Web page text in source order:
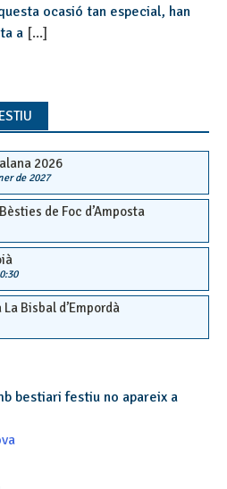
ocasió tan especial, han
a [...]
2026
de 2027
de Foc d’Amposta
Bisbal d’Empordà
bestiari festiu no apareix a